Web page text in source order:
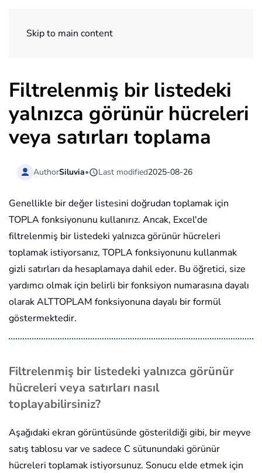
Skip to main content
Filtrelenmiş bir listedeki
yalnızca görünür hücreleri
veya satırları toplama
AuthorSiluvia• Last modified2025-08-26
Genellikle bir değer listesini doğrudan toplamak için
TOPLA fonksiyonunu kullanırız. Ancak, Excel'de
filtrelenmiş bir listedeki yalnızca görünür hücreleri
toplamak istiyorsanız, TOPLA fonksiyonunu kullanmak
gizli satırları da hesaplamaya dahil eder. Bu öğretici, size
yardımcı olmak için belirli bir fonksiyon numarasına dayalı
olarak ALTTOPLAM fonksiyonuna dayalı bir formül
göstermektedir.
Filtrelenmiş bir listedeki yalnızca görünür
hücreleri veya satırları nasıl
toplayabilirsiniz?
Aşağıdaki ekran görüntüsünde gösterildiği gibi, bir meyve
satış tablosu var ve sadece C sütunundaki görünür
hücreleri toplamak istiyorsunuz. Sonucu elde etmek için